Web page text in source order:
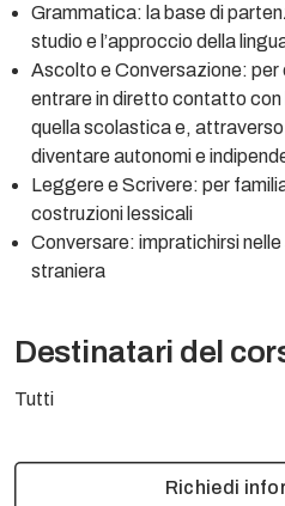
Grammatica: la base di
studio e l’approccio della
Ascolto e Conversazione:
entrare in diretto contatto con
quella scolastica e,
diventare autonomi e
Leggere e Scrivere: per
costruzioni lessicali
Conversare: impratichirsi
straniera
Destinatari del
Tutti
Richiedi